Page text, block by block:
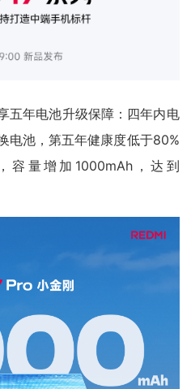
五年电池升级保障：四年内电
电池，第五年健康度低于80%
容量增加1000mAh，达到